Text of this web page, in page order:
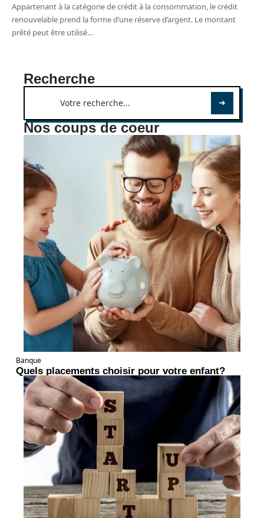
Appartenant à la catégorie de crédit à la consommation, le crédit
renouvelable prend la forme d’une réserve d’argent. Le montant
prêté peut être utilisé…
Recherche
Nos coups de coeur
Banque
Quels placements choisir pour votre enfant?